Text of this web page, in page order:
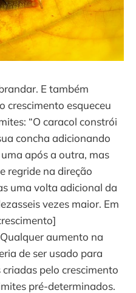
E também
crescimento esqueceu
“O caracol constrói
concha adicionando
após a outra, mas
regride na direção
uma volta adicional da
vezes maior. Em
aumento na
de ser usado para
pelo crescimento
pré-determinados.